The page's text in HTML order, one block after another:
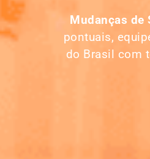
Mudanças de
pontuais,
do Brasil com